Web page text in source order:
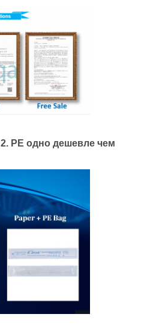
PE одно дешевле чем